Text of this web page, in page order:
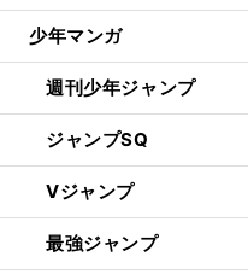
少年マンガ
週刊少年ジャンプ
ジャンプSQ
Vジャンプ
最強ジャンプ